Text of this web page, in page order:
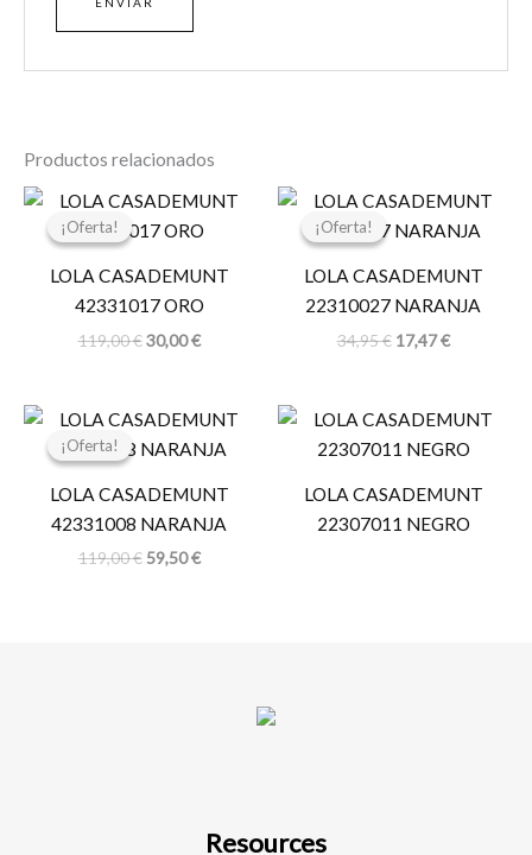
Productos relacionados
¡Oferta!
¡Oferta!
LOLA CASADEMUNT
42331017 ORO
119,00€
El
original
119,00 €.
30,00€
El
actual
30,00 €.
¡Oferta!
¡Oferta!
LOLA CASADEMUNT
22310027 NARANJA
34,95€
El
original
34,95 €.
17,47€
El
actual
17,47 €.
¡Oferta!
¡Oferta!
LOLA CASADEMUNT
42331008 NARANJA
119,00€
El
original
119,00 €.
59,50€
El
actual
59,50 €.
LOLA CASADEMUNT
22307011 NEGRO
Resources